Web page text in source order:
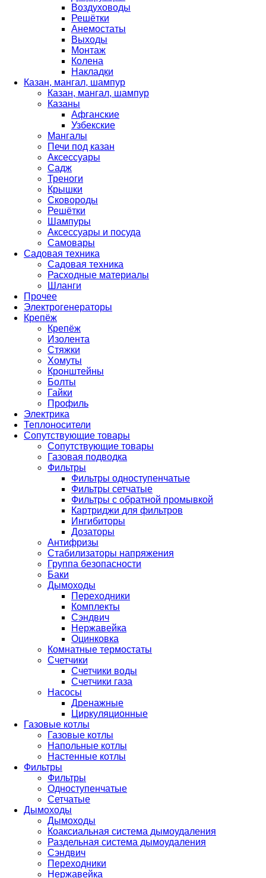
Воздуховоды
Решётки
Анемостаты
Выходы
Монтаж
Колена
Накладки
Казан, мангал, шампур
Казан, мангал, шампур
Казаны
Афганские
Узбекские
Мангалы
Печи под казан
Аксессуары
Садж
Треноги
Крышки
Сковороды
Решётки
Шампуры
Аксессуары и посуда
Самовары
Садовая техника
Садовая техника
Расходные материалы
Шланги
Прочее
Электрогенераторы
Крепёж
Крепёж
Изолента
Стяжки
Хомуты
Кронштейны
Болты
Гайки
Профиль
Электрика
Теплоносители
Сопутствующие товары
Сопутствующие товары
Газовая подводка
Фильтры
Фильтры одноступенчатые
Фильтры сетчатые
Фильтры с обратной промывкой
Картриджи для фильтров
Ингибиторы
Дозаторы
Антифризы
Стабилизаторы напряжения
Группа безопасности
Баки
Дымоходы
Переходники
Комплекты
Сэндвич
Нержавейка
Оцинковка
Комнатные термостаты
Счетчики
Счетчики воды
Счетчики газа
Насосы
Дренажные
Циркуляционные
Газовые котлы
Газовые котлы
Напольные котлы
Настенные котлы
Фильтры
Фильтры
Одноступенчатые
Сетчатые
Дымоходы
Дымоходы
Коаксиальная система дымоудаления
Раздельная система дымоудаления
Сэндвич
Переходники
Нержавейка